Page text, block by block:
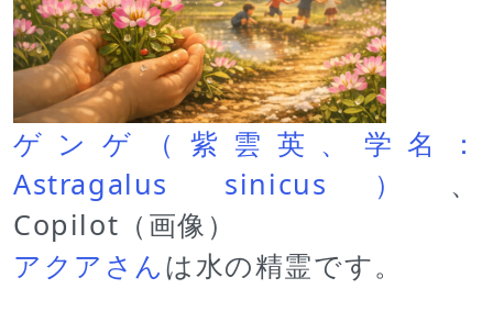
ゲンゲ（紫雲英、学名：
Astragalus sinicus） 、
Copilot（画像）
アクアさんは水の精霊です。